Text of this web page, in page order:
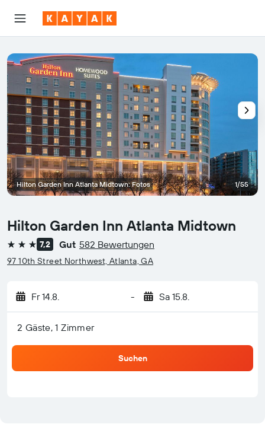
Hilton Garden Inn Atlanta Midtown
3 Sterne7,2 Gut 582 Bewertungen
97 10th Street Northwest, Atlanta, GA
Fr 14.8. - Sa 15.8.
2 Gäste, 1 Zimmer
Suchen
Hilton Garden Inn Atlanta Midtown: Fotos 1/55